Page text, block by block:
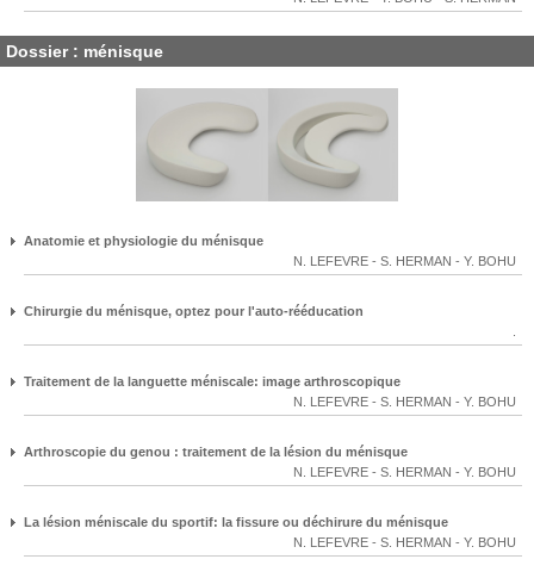
Dossier : ménisque
Anatomie et physiologie du ménisque
N. LEFEVRE - S. HERMAN - Y. BOHU
Chirurgie du ménisque, optez pour l'auto-rééducation
Traitement de la languette méniscale: image arthroscopique
N. LEFEVRE - S. HERMAN - Y. BOHU
Arthroscopie du genou : traitement de la lésion du ménisque
N. LEFEVRE - S. HERMAN - Y. BOHU
La lésion méniscale du sportif: la fissure ou déchirure du ménisque
N. LEFEVRE - S. HERMAN - Y. BOHU